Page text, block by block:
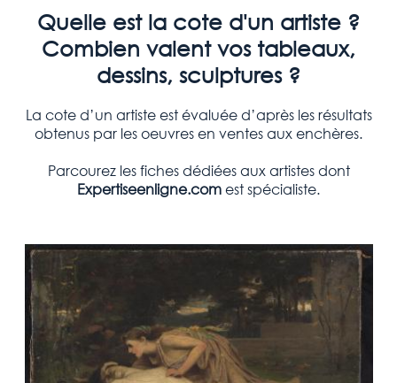
Quelle est la cote d'un artiste ?
Combien valent vos tableaux,
dessins, sculptures ?
La cote d’un artiste est évaluée d’après les résultats
obtenus par les oeuvres en ventes aux enchères.
Parcourez les fiches dédiées aux artistes dont
Expertiseenligne.comest spécialiste.